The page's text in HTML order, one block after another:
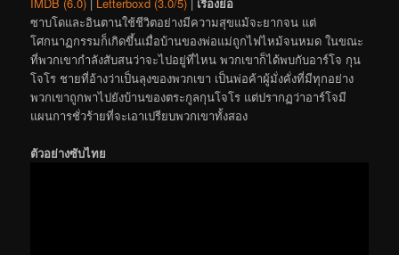
ซาบโดและอินตานใช้ชีวิตอย่างมีความสุขแม้จะยากจน แต่
โศกนาฏกรรมก็เกิดขึ้นเมื่อบ้านของพ่อแม่ถูกไฟไหม้จนหมด ในขณะ
ที่พวกเขากำลังสับสนว่าจะไปอยู่ที่ไหน พวกเขาก็ได้พบกับอาร์โจ กุน
โจโร ชายที่อ้างว่าเป็นลุงของพวกเขา เป็นพ่อค้าผู้มั่งคั่งที่มีทุกอย่าง
พวกเขาถูกพาไปยังบ้านของตระกูลกุนโจโร แต่ปรากฏว่าอาร์โจมี
แผนการชั่วร้ายที่จะเอาเปรียบพวกเขาทั้งสอง
ตัวอย่างซับไทย